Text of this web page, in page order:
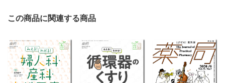
この商品に関連する商品